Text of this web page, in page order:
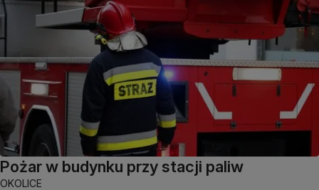
Pożar w budynku przy stacji paliw
OKOLICE